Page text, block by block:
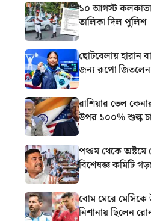
১০ আগস্ট
তালিকা দিল পুলিশ
ছোটবেলায় হারান
জন্য রূপো জিতলেন
রাশিয়ার তেল
উপর ১০০% শুল্ক
পঞ্চম থেকে
বিশেষজ্ঞ কমিটি
বোম মেরে
নিশানায় ছিলেন